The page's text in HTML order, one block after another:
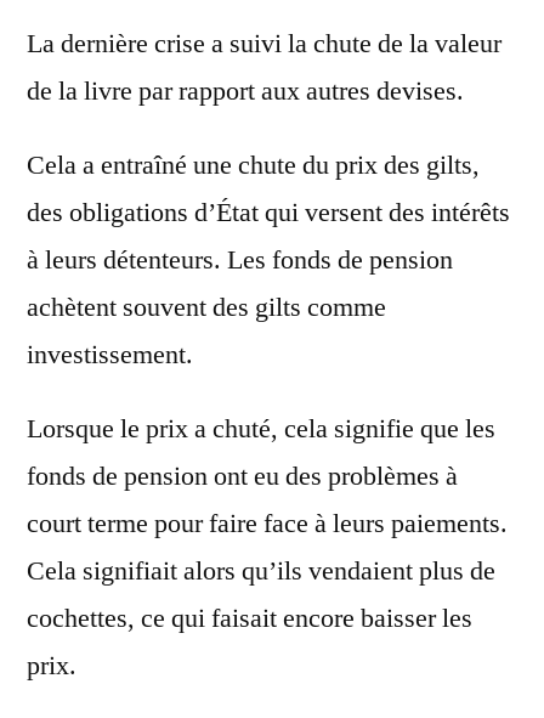
La dernière crise a suivi la chute de la valeur
de la livre par rapport aux autres devises.
Cela a entraîné une chute du prix des gilts,
des obligations d’État qui versent des intérêts
à leurs détenteurs. Les fonds de pension
achètent souvent des gilts comme
investissement.
Lorsque le prix a chuté, cela signifie que les
fonds de pension ont eu des problèmes à
court terme pour faire face à leurs paiements.
Cela signifiait alors qu’ils vendaient plus de
cochettes, ce qui faisait encore baisser les
prix.